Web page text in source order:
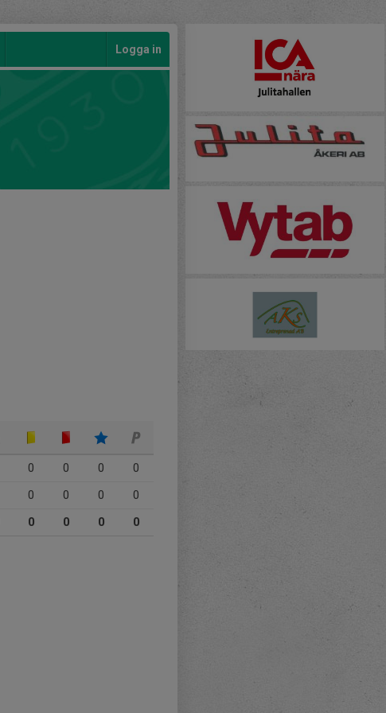
Logga in
0 0 0
0
0 0 0
0
0 0 0 0